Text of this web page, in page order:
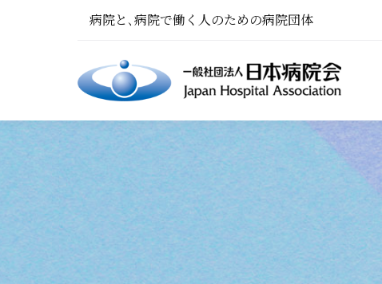
病院と､病院で働く人のための病院団体